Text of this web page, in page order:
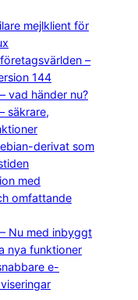
mejlklient för
–
144
vad händer nu?
säkrare,
derivat som
med
omfattande
Nu med inbyggt
nya funktioner
e-